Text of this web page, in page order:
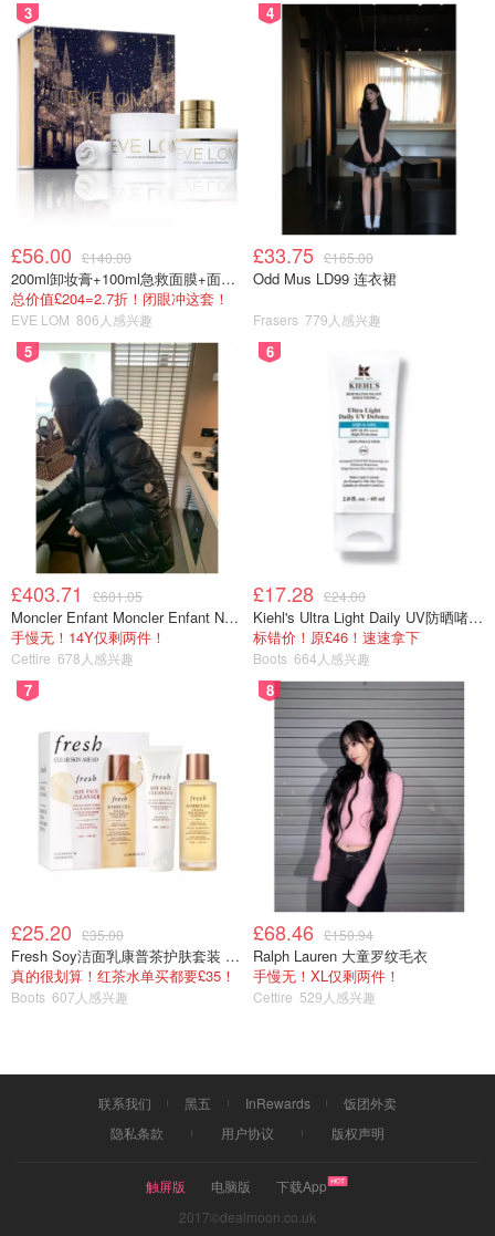
常用的唇膏有以上几款
Guerlain 娇兰lip hero
这款是在娇兰官网买的，玫瑰花香味，淡粉色膏体。这种软
管包装使用方便，我家属最喜欢这种。但是他不喜欢这个味
道，说用起来像猪油味......我觉得就还好，可能各人对调香
的感觉不一样。后来再也没在官网见到过了，应该是限定
的，我觉得很好用，可以日常用作唇膏，也可以当唇膜。
3
£56.00 £140.00
200ml卸妆膏+100ml急救面膜+面霜+洁颜布
总价值£204=2.7折！闭眼冲这套！
EVE LOM 806人感兴趣
4
£33.75 £165.00
Odd Mus LD99 连衣裙
Frasers 779人感兴趣
5
£403.71 £601.05
Moncler Enfant Moncler Enfant New Aubert 连帽羽绒服
手慢无！14Y仅剩两件！
Cettire 678人感兴趣
6
£17.28 £24.00
Kiehl's Ultra Light Daily UV防晒啫喱 SPF50 PA++++ 60ml
标错价！原£46！速速拿下
Boots 664人感兴趣
7
£25.20 £35.00
Fresh Soy洁面乳康普茶护肤套装 100ml
真的很划算！红茶水单买都要£35！
Boots 607人感兴趣
8
£68.46 £150.94
Ralph Lauren 大童罗纹毛衣
手慢无！XL仅剩两件！
Cettire 529人感兴趣
联系我们 黑五 InRewards
饭团外卖
隐私条款
用户协议 版权声明
触屏版 电脑版
下载App
2017©dealmoon.co.uk